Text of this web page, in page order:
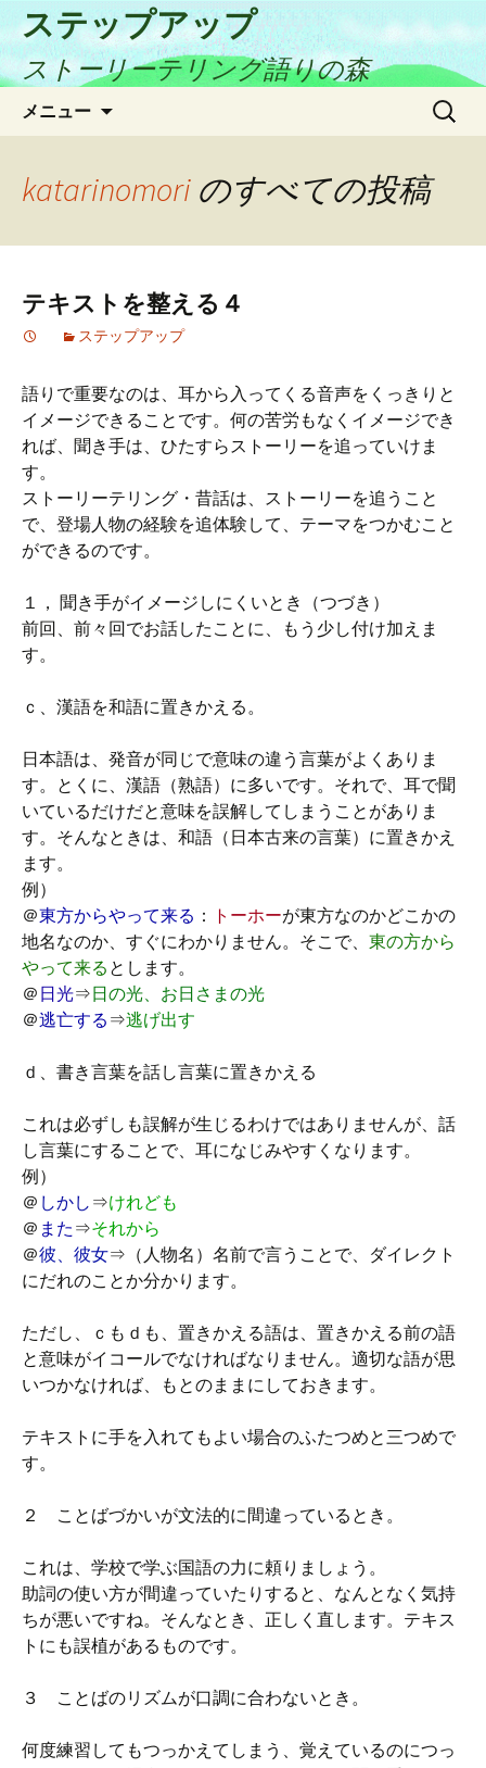
ステップアップ
ストーリーテリング語りの森
メニュー
ツ
ッ
プ
検
katarinomori のすべての投稿
テキストを整える４
ステップアップ
語りで重要なのは、耳から入ってくる音声をくっきりと
イメージできることです。何の苦労もなくイメージでき
れば、聞き手は、ひたすらストーリーを追っていけま
す。
ストーリーテリング・昔話は、ストーリーを追うこと
で、登場人物の経験を追体験して、テーマをつかむこと
ができるのです。
１， 聞き手がイメージしにくいとき（つづき）
前回、前々回でお話したことに、もう少し付け加えま
す。
ｃ、漢語を和語に置きかえる。
日本語は、発音が同じで意味の違う言葉がよくありま
す。とくに、漢語（熟語）に多いです。それで、耳で聞
いているだけだと意味を誤解してしまうことがありま
す。そんなときは、和語（日本古来の言葉）に置きかえ
ます。
例）
＠東方からやって来る ： トーホーが東方なのかどこかの
地名なのか、すぐにわかりません。そこで、 東の方から
やって来る とします。
＠ 日光⇒日の光、お日さまの光
＠逃亡する ⇒逃げ出す
ｄ、書き言葉を話し言葉に置きかえる
これは必ずしも誤解が生じるわけではありませんが、話
し言葉にすることで、耳になじみやすくなります。
例）
＠ しかし ⇒けれども
＠ また ⇒それから
＠彼、彼女⇒（人物名）名前で言うことで、ダイレクト
にだれのことか分かります。
ただし、ｃもｄも、置きかえる語は、置きかえる前の語
と意味がイコールでなければなりません。適切な語が思
いつかなければ、もとのままにしておきます。
テキストに手を入れてもよい場合のふたつめと三つめで
す。
２ ことばづかいが文法的に間違っているとき。
これは、学校で学ぶ国語の力に頼りましょう。
助詞の使い方が間違っていたりすると、なんとなく気持
ちが悪いですね。そんなとき、正しく直します。テキス
トにも誤植があるものです。
３ ことばのリズムが口調に合わないとき。
何度練習してもつっかえてしまう、覚えているのにつっ